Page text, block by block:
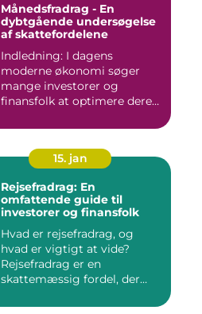
Månedsfradrag - En
dybtgående undersøgelse
af skattefordelene
Indledning: I dagens
moderne økonomi søger
mange investorer og
finansfolk at optimere deres
15. jan
Rejsefradrag: En
omfattende guide til
investorer og finansfolk
Hvad er rejsefradrag, og
hvad er vigtigt at vide?
Rejsefradrag er en
skattemæssig fordel, der